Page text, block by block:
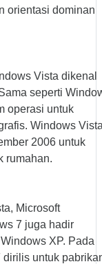
orientasi dominan
Vista dikenal
seperti
operasi untuk
Windows
2006 untuk
rumahan.
Microsoft
7 juga hadir
XP. Pada
untuk